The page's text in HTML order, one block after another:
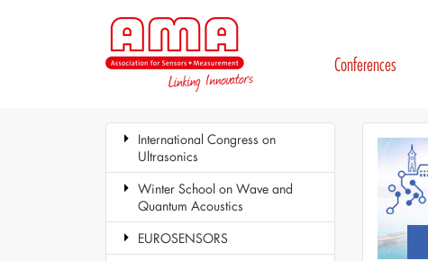
Conferences
International Congress on
Ultrasonics
Winter School on Wave and
Quantum Acoustics
EUROSENSORS